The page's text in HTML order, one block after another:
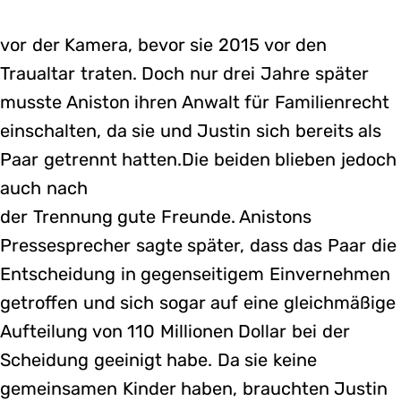
vor der Kamera, bevor sie 2015 vor den
Traualtar traten. Doch nur drei Jahre später
musste Aniston ihren Anwalt für Familienrecht
einschalten, da sie und Justin sich bereits als
Paar getrennt hatten.Die beiden blieben jedoch
auch nach
der Trennung gute Freunde. Anistons
Pressesprecher sagte später, dass das Paar die
Entscheidung in gegenseitigem Einvernehmen
getroffen und sich sogar auf eine gleichmäßige
Aufteilung von 110 Millionen Dollar bei der
Scheidung geeinigt habe. Da sie keine
gemeinsamen Kinder haben, brauchten Justin